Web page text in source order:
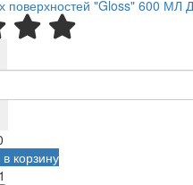
поверхностей "Gloss" 600
корзину
1